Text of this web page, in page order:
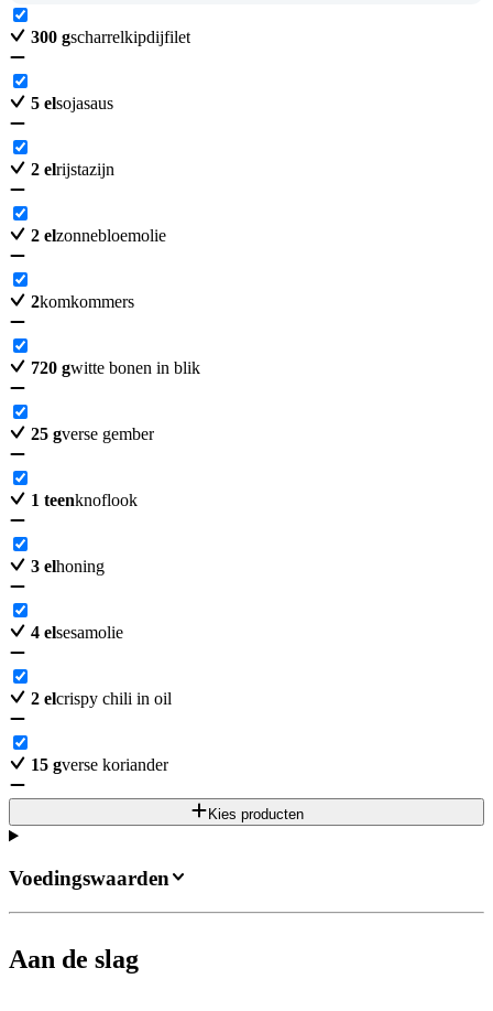
300 gscharrelkipdijfilet
5 elsojasaus
2 elrijstazijn
2 elzonnebloemolie
2komkommers
720 gwitte bonen in blik
25 gverse gember
1 teenknoflook
3 elhoning
4 elsesamolie
2 elcrispy chili in oil
15 gverse koriander
Kies producten
Aan de slag
Voedingswaarden